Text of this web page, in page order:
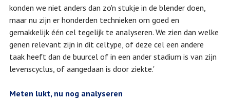
konden we niet anders dan zo'n stukje in de blender doen,
maar nu zijn er honderden technieken om goed en
gemakkelijk één cel tegelijk te analyseren. We zien dan welke
genen relevant zijn in dit celtype, of deze cel een andere
taak heeft dan de buurcel of in een ander stadium is van zijn
levenscyclus, of aangedaan is door ziekte.'
Meten lukt, nu nog analyseren